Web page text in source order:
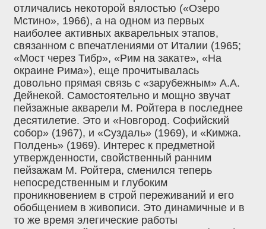
отличались некоторой вялостью («Озеро
Мстино», 1966), а на одном из первых
наиболее активных акварельных этапов,
связанном с впечатлениями от Италии (1965;
«Мост через Тибр», «Рим на закате», «На
окраине Рима»), еще прочитывалась
довольно прямая связь с «зарубежным» А.А.
Дейнекой. Самостоятельно и мощно звучат
пейзажные акварели М. Ройтера в последнее
десятилетие. Это и «Новгород. Софийский
собор» (1967), и «Суздаль» (1969), и «Кимжа.
Полдень» (1969). Интерес к предметной
утвержденности, свойственный ранним
пейзажам М. Ройтера, сменился теперь
непосредственным и глубоким
проникновением в строй переживаний и его
обобщением в живописи. Это динамичные и в
то же время элегические работы